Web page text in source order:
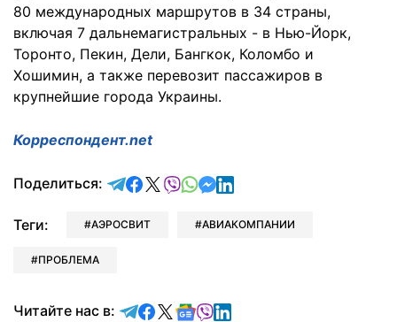
80 международных маршрутов в 34 страны,
включая 7 дальнемагистральных - в Нью-Йорк,
Торонто, Пекин, Дели, Бангкок, Коломбо и
Хошимин, а также перевозит пассажиров в
крупнейшие города Украины.
Корреспондент.net
Поделиться: отправить в Telegram
поделиться в Facebook
поделиться в X
отправить в Viber
отправить в Whatsapp
отправить в Messenger
отправить в LinkedIn
Теги: АЭРОСВИТ АВИАКОМПАНИИ
ПРОБЛЕМА
Читайте нас в: Читайте в Telegram
Читайте в Facebook
Читайте в X
Читайте в Google news
Читайте в Viber
Читайте в LinkedIn